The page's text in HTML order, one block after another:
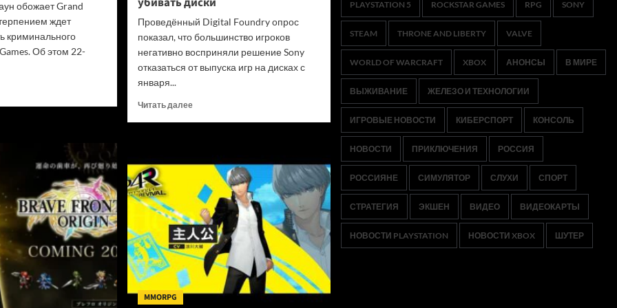
обожает Grand
ждет
криминального
Об этом 22-
Проведённый Digital Foundry опрос
показал, что большинство игроков
негативно восприняли решение Sony
отказаться от выпуска игр на дисках с
января...
Читать далееПрочитать
на
закрытых
платформах
игрокам
не
принедлежат»:
В
Digital
Foundry
призвали
MMORPG
PLAYSTATION 5 ROCKSTAR GAMES RPG SONY
STEAM THRONE AND LIBERTY VALVE
WORLD OF WARCRAFT XBOX АНОНСЫ В МИРЕ
ВЫЖИВАНИЕ ЖЕЛЕЗО И ТЕХНОЛОГИИ
ИГРОВЫЕ НОВОСТИ КИБЕРСПОРТ КОНСОЛЬ
НОВОСТИ ПРИКЛЮЧЕНИЯ РОССИЯ
РОССИЯНЕ СИМУЛЯТОР СЛУХИ СПОРТ
СТРАТЕГИЯ ЭКШЕН ВИДЕО ВИДЕОКАРТЫ
НОВОСТИ PLAYSTATION НОВОСТИ XBOX ШУТЕР